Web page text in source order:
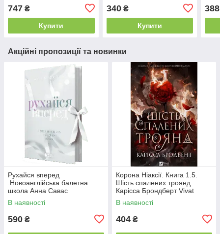
747 ₴
Купити
340₴
Купити
388
Акційні пропозиції та новинки
Рухайся вперед
.Новоанглійська балетна
школа Анна Савас
READBERRY
В наявності
590 ₴
Корона Ніаксії. Книга 1.5.
Шість спалених троянд
Карісса Брондберт Vivat
В наявності
404 ₴